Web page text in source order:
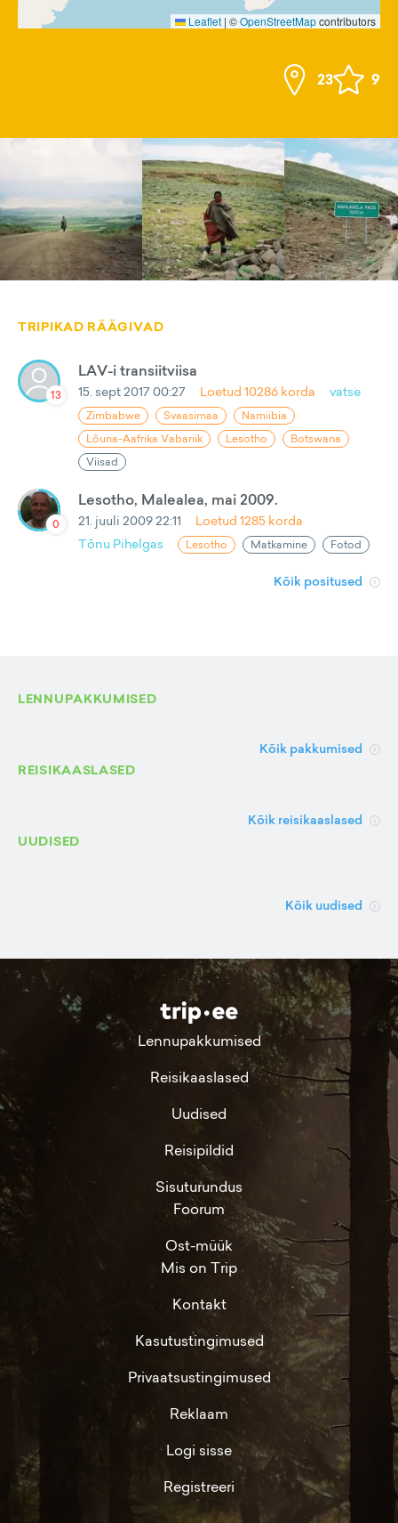
Leaflet | ©OpenStreetMapcontributors
23 9
TRIPIKAD RÄÄGIVAD
13
LAV-i transiitviisa
15. sept 2017 00:27 Loetud 10286 korda vatse
Zimbabwe Svaasimaa
Namiibia
Lõuna-Aafrika Vabariik
Lesotho
Botswana
Viisad
0
Lesotho, Malealea, mai 2009.
21. juuli 2009 22:11 Loetud 1285 korda
Tõnu Pihelgas
Lesotho Matkamine Fotod
Kõik positused
LENNUPAKKUMISED
Kõik pakkumised
REISIKAASLASED
Kõik reisikaaslased
UUDISED
Kõik uudised
Lennupakkumised
Reisikaaslased
Uudised
Reisipildid
Sisuturundus
Foorum
Ost-müük
Mis on Trip
Kontakt
Kasutustingimused
Privaatsustingimused
Reklaam
Logi sisse
Registreeri